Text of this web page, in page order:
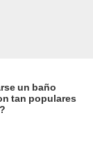
un baño
tan populares